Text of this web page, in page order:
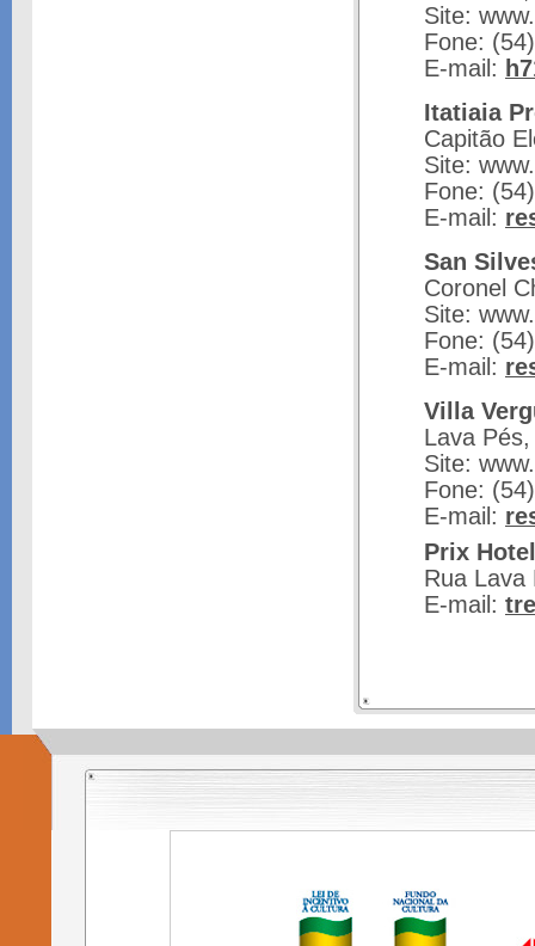
Site:
Fone:
E-mail:
Itatiaia
Capitão
Site:
Fone:
E-mail:
San
Coronel
Site:
Fone:
E-mail:
Villa
Lava
Site:
Fone:
E-mail:
Prix Hotel
Rua Lava
E-mail: